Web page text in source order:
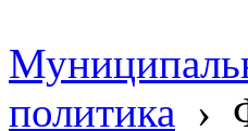
политика ›